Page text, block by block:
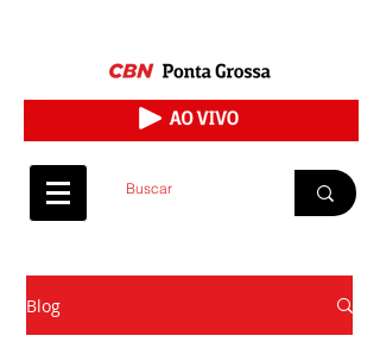
Blog